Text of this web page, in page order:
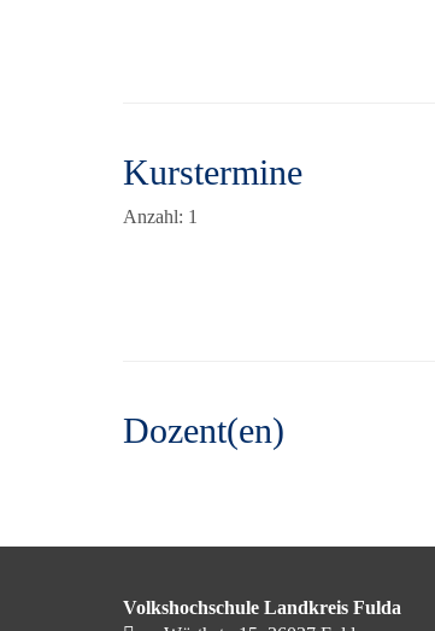
Kurstermine
Anzahl: 1
Dozent(en)
Volkshochschule Landkreis Fulda